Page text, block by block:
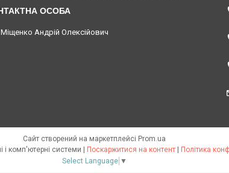
Міщенко Андрій Олексійович
Сайт створений на маркетплейсі Prom.ua
Поскаржитися на контент
Політика
Select Language ▼